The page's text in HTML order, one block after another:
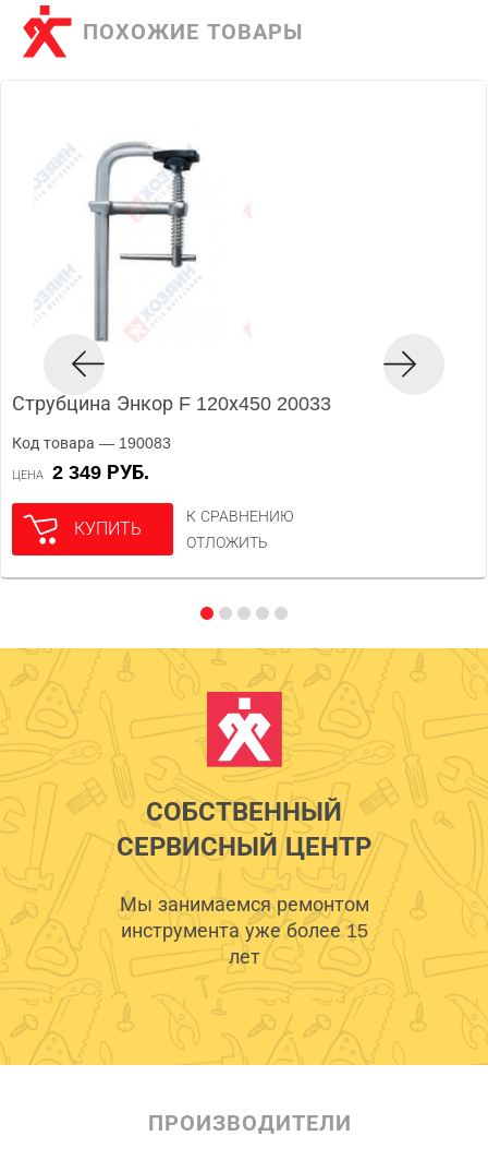
ПОХОЖИЕ ТОВАРЫ
Струбцина Энкор F 120х450 20033
Код товара — 190083
ЦЕНА 2 349 РУБ.
КУПИТЬ
К СРАВНЕНИЮ
ОТЛОЖИТЬ
СОБСТВЕННЫЙ
СЕРВИСНЫЙ ЦЕНТР
Мы занимаемся ремонтом
инструмента уже более 15
лет
ПРОИЗВОДИТЕЛИ